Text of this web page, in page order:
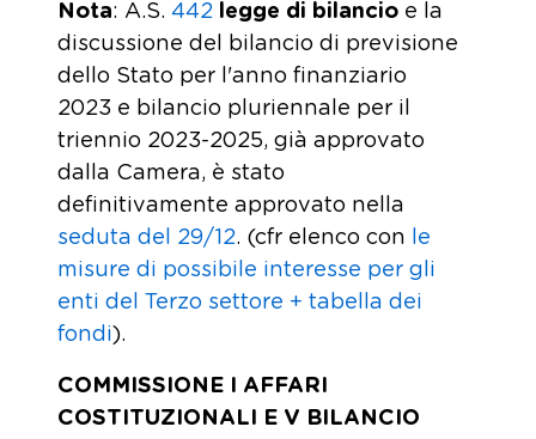
Nota: A.S. 442 legge di bilancio e la
discussione del bilancio di previsione
dello Stato per l'anno finanziario
2023 e bilancio pluriennale per il
triennio 2023-2025, già approvato
dalla Camera, è stato
definitivamente approvato nella
seduta del 29/12. (cfr elenco con le
misure di possibile interesse per gli
enti del Terzo settore + tabella dei
fondi).
COMMISSIONE I AFFARI
COSTITUZIONALI E V BILANCIO